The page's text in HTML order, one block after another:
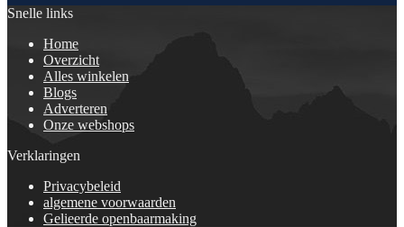
Snelle links
Home
Overzicht
Alles winkelen
Blogs
Adverteren
Onze webshops
Verklaringen
Privacybeleid
algemene voorwaarden
Gelieerde openbaarmaking